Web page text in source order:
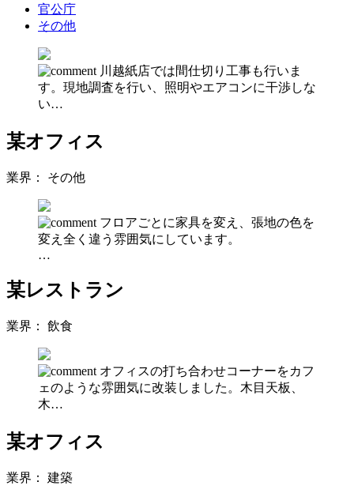
官公庁
その他
川越紙店では間仕切り工事も行いま
す。現地調査を行い、照明やエアコンに干渉しな
い…
某オフィス
業界： その他
フロアごとに家具を変え、張地の色を
変え全く違う雰囲気にしています。
…
某レストラン
業界： 飲食
オフィスの打ち合わせコーナーをカフ
ェのような雰囲気に改装しました。木目天板、
木…
某オフィス
業界： 建築